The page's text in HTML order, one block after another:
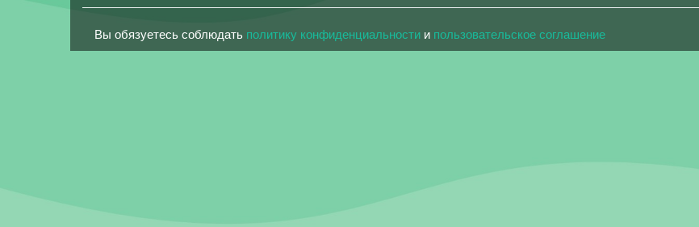
Вы обязуетесь соблюдать политику конфиденциальности и пользовательское соглашение